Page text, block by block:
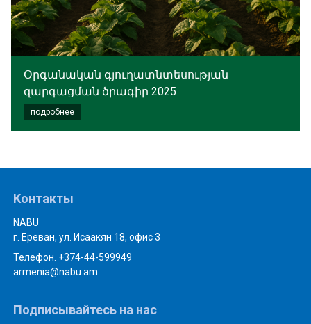
Օրգանական գյուղատնտեսության
զարգացման ծրագիր 2025
подробнее
Контакты
NABU
г. Ереван, ул. Исаакян 18, офис 3
Телефон. +374-44-599949
armenia@nabu.am
Подписывайтесь на нас